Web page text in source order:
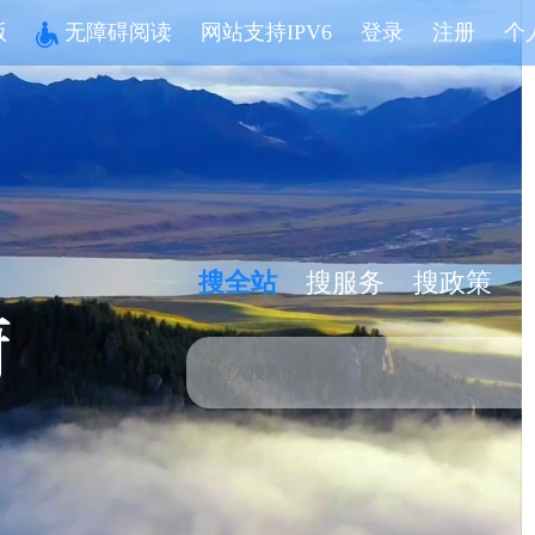
无障碍阅读 网站支持IPV6 登录 注册 个
搜全站 搜服务 搜政策